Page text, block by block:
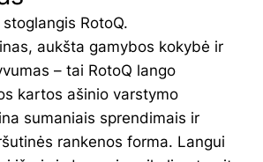
RotoQ.
aukšta gamybos kokybė ir
– tai RotoQ lango
kartos ašinio varstymo
sumaniais sprendimais ir
rankenos forma. Langui